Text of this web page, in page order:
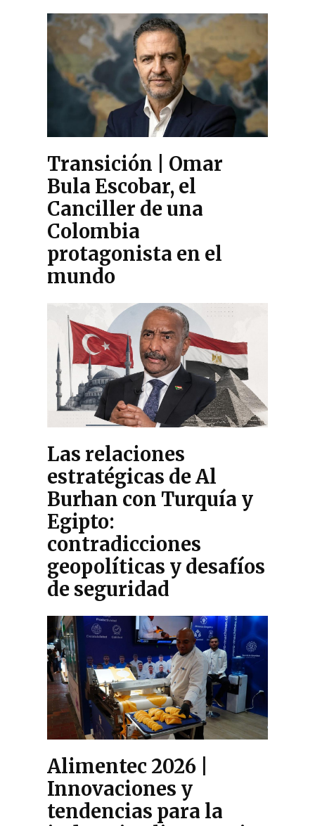
Transición | Omar
Bula Escobar, el
Canciller de una
Colombia
protagonista en el
mundo
Las relaciones
estratégicas de Al
Burhan con Turquía y
Egipto:
contradicciones
geopolíticas y desafíos
de seguridad
Alimentec 2026 |
Innovaciones y
tendencias para la